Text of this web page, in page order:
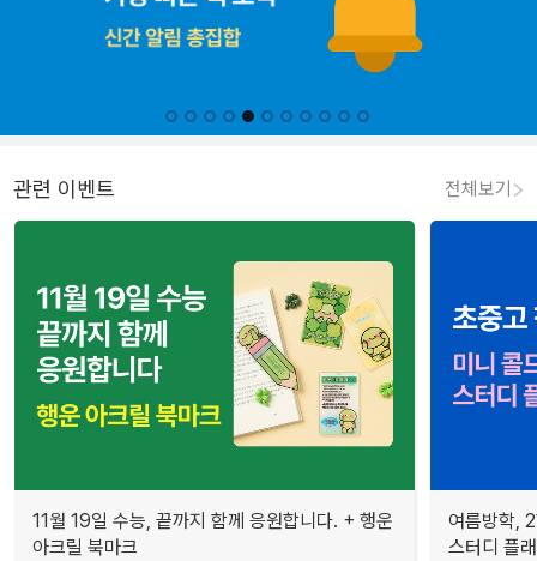
관련 이벤트 전체보기
11월 19일 수능, 끝까지 함께 응원합니다. + 행운
아크릴 북마크
여름방학,
스터디 플